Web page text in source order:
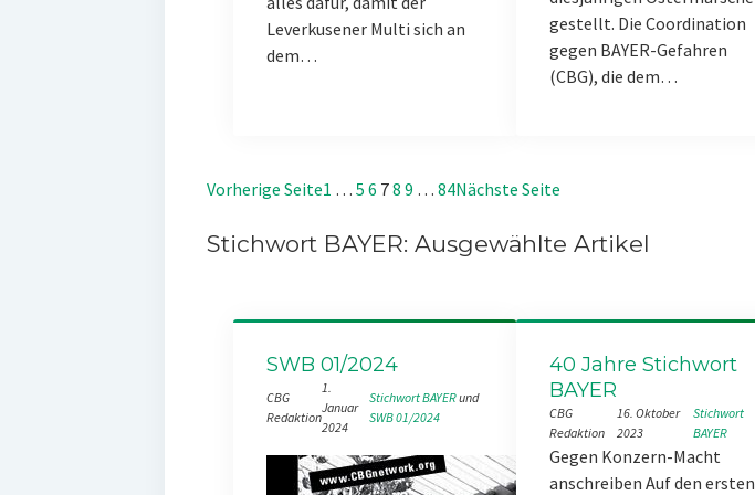
Leverkusener Multi sich an
dem…
gestellt. Die Coordination
gegen BAYER-Gefahren
(CBG), die dem…
Vorherige Seite1 … 5 6 78 9 … 84Nächste Seite
Stichwort BAYER: Ausgewählte Artikel
SWB 01/2024
CBG
Redaktion
1.
Januar
2024
Stichwort BAYER
und
SWB 01/2024
40 Jahre Stichwort
BAYER
CBG
Redaktion
16. Oktober
2023
Stichwort
BAYER
Gegen Konzern-Macht
anschreiben Auf den ersten